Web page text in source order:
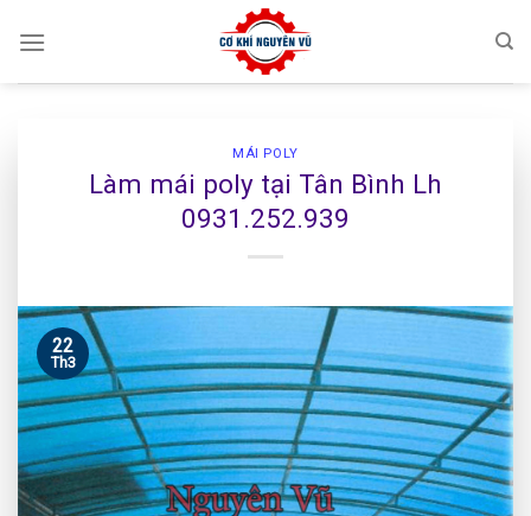
MÁI POLY
Làm mái poly tại Tân Bình Lh
0931.252.939
22
Th3